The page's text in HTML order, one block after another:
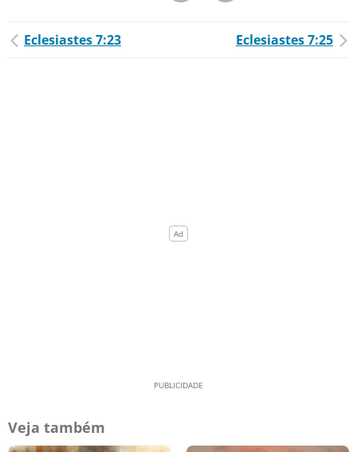
Eclesiastes 7:23 Eclesiastes 7:25
Veja também